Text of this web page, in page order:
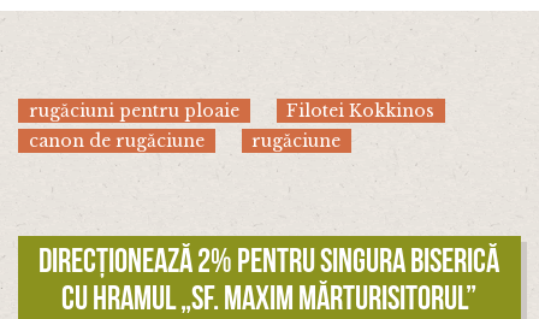
rugăciuni pentru ploaie
Filotei Kokkinos
canon de rugăciune
rugăciune
Direcționează 2% pentru singura biserică
cu hramul „Sf. Maxim Mărturisitorul”